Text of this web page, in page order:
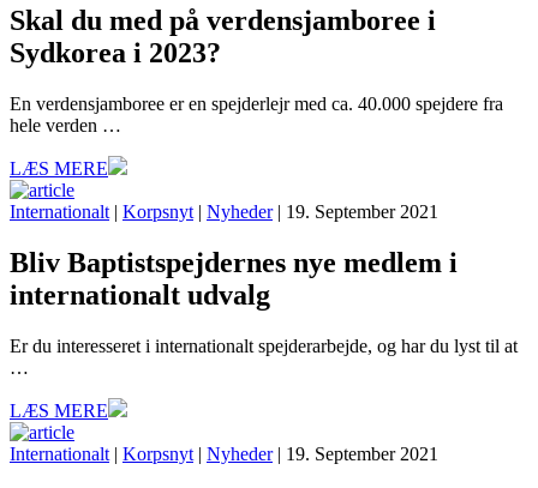
Skal du med på verdensjamboree i
Sydkorea i 2023?
En verdensjamboree er en spejderlejr med ca. 40.000 spejdere fra
hele verden …
LÆS MERE
Internationalt | Korpsnyt | Nyheder| 19. September 2021
Bliv Baptistspejdernes nye medlem i
internationalt udvalg
Er du interesseret i internationalt spejderarbejde, og har du lyst til at
…
LÆS MERE
Internationalt | Korpsnyt | Nyheder| 19. September 2021